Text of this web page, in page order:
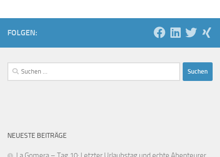
FOLGEN:
Suchen
nach:
NEUESTE BEITRÄGE